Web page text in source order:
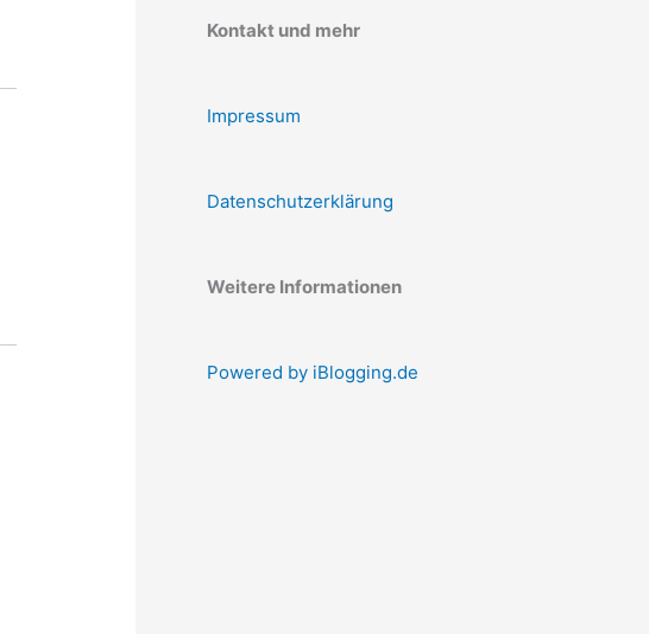
Kontakt und mehr
Impressum
Datenschutzerklärung
Weitere Informationen
Powered by iBlogging.de